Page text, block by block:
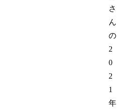
さ
ん
の
2
0
2
1
年